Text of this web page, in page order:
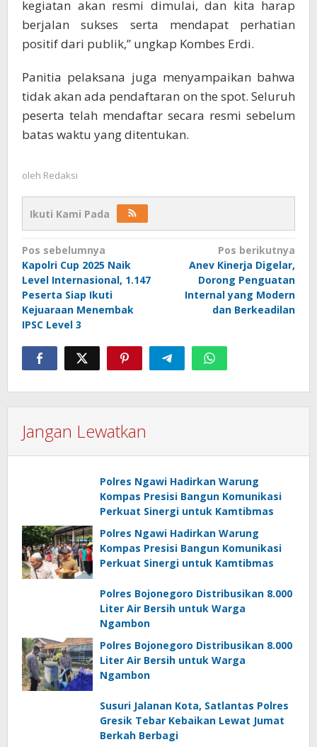
kegiatan akan resmi dimulai, dan kita harap
berjalan sukses serta mendapat perhatian
positif dari publik,” ungkap Kombes Erdi.
Panitia pelaksana juga menyampaikan bahwa
tidak akan ada pendaftaran on the spot. Seluruh
peserta telah mendaftar secara resmi sebelum
batas waktu yang ditentukan.
oleh Redaksi
Ikuti Kami Pada
Navigasi
pos
Pos sebelumnya
Kapolri Cup 2025 Naik
Level Internasional, 1.147
Peserta Siap Ikuti
Kejuaraan Menembak
IPSC Level 3
Pos berikutnya
Anev Kinerja Digelar,
Dorong Penguatan
Internal yang Modern
dan Berkeadilan
Jangan Lewatkan
Polres Ngawi Hadirkan Warung
Kompas Presisi Bangun Komunikasi
Perkuat Sinergi untuk Kamtibmas
Polres Ngawi Hadirkan Warung
Kompas Presisi Bangun Komunikasi
Perkuat Sinergi untuk Kamtibmas
Polres Bojonegoro Distribusikan 8.000
Liter Air Bersih untuk Warga
Ngambon
Polres Bojonegoro Distribusikan 8.000
Liter Air Bersih untuk Warga
Ngambon
Susuri Jalanan Kota, Satlantas Polres
Gresik Tebar Kebaikan Lewat Jumat
Berkah Berbagi